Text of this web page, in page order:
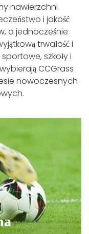
nawierzchni
i jakość
a jednocześnie
trwałość i
szkoły i
CCGrass
nowoczesnych